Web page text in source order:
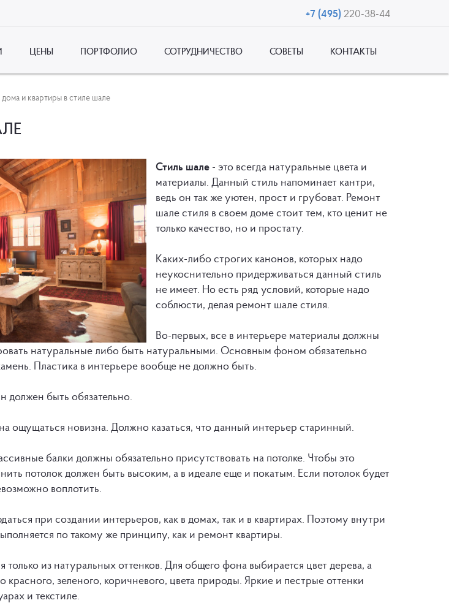
+7 (495)220-38-44
ЦЕНЫ ПОРТФОЛИО СОТРУДНИЧЕСТВО СОВЕТЫ КОНТАКТЫ
дома и квартиры в стиле шале
Стиль шале - это всегда натуральные цвета и
материалы. Данный стиль напоминает кантри,
ведь он так же уютен, прост и грубоват. Ремонт
шале стиля в своем доме стоит тем, кто ценит не
только качество, но и простату.
Каких-либо строгих канонов, которых надо
неукоснительно придерживаться данный стиль
не имеет. Но есть ряд условий, которые надо
соблюсти, делая ремонт шале стиля.
Во-первых, все в интерьере материалы должны
натуральные либо быть натуральными. Основным фоном обязательно
Пластика в интерьере вообще не должно быть.
должен быть обязательно.
ощущаться новизна. Должно казаться, что данный интерьер старинный.
балки должны обязательно присутствовать на потолке. Чтобы это
потолок должен быть высоким, а в идеале еще и покатым. Если потолок будет
воплотить.
при создании интерьеров, как в домах, так и в квартирах. Поэтому внутри
по такому же принципу, как и ремонт квартиры.
только из натуральных оттенков. Для общего фона выбирается цвет дерева, а
красного, зеленого, коричневого, цвета природы. Яркие и пестрые оттенки
и текстиле.